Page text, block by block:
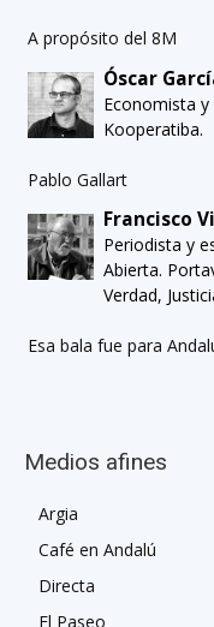
A propósito del 8M
Óscar
Economista
Kooperatiba.
Pablo Gallart
Francisco
Periodista y
Abierta.
Verdad,
Esa bala fue para
Medios afines
Argia
Café en Andalú
Directa
El Paseo